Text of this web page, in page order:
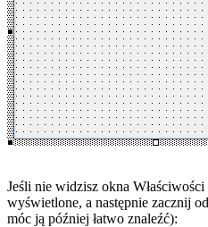
Jeśli nie widzisz okna
wyświetlone, a następnie zacznij
móc ją później łatwo znaleźć):